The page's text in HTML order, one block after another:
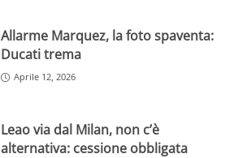
Allarme Marquez, la foto spaventa:
Ducati trema
Aprile 12, 2026
Leao via dal Milan, non c’è
alternativa: cessione obbligata